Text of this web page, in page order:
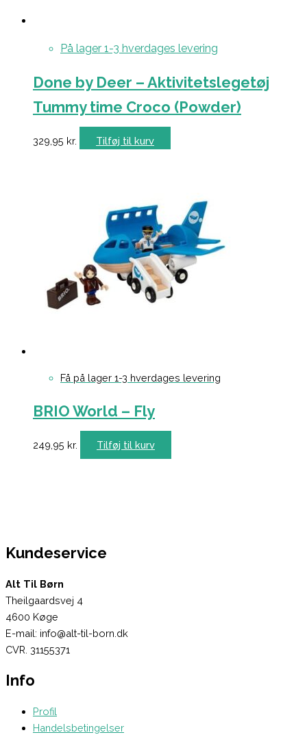
På lager 1-3 hverdages levering
Done by Deer – Aktivitetslegetøj
Tummy time Croco (Powder)
329,95 kr. Tilføj til kurv
Få på lager 1-3 hverdages levering
BRIO World – Fly
249,95 kr. Tilføj til kurv
Kundeservice
Alt Til Børn
Theilgaardsvej 4
4600 Køge
E-mail: info@alt-til-born.dk
CVR. 31155371
Info
Profil
Handelsbetingelser